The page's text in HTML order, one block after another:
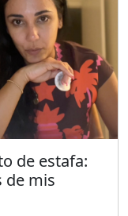
de estafa:
de mis